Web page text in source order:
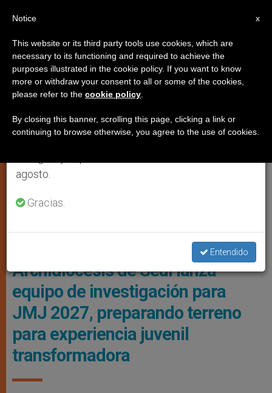
IGLESIA LOCAL,JÓVENES
Formado Por Un Grupo Diverso De Más De 40 Miembros, El Equipo
Seúl
Archidiócesis de Seúl lanza
equipo de investigación para
JMJ 2027, preparando terreno
para experiencia juvenil
transformadora
×
Aviso importante
Del 27 de julio al 7 de agosto haremos la pausa
anual, aprovechando que en el periodo de verano
se generan menos informaciones y también el
agosto.
Gracias.
Entendido
x
Notice
This website or its third party tools use cookies, which are
necessary to its functioning and required to achieve the
purposes illustrated in the cookie policy. If you want to know
more or withdraw your consent to all or some of the cookies,
please refer to the cookie policy
By closing this banner, scrolling this page, clicking a link or
continuing to browse otherwise, you agree to the use of cookies.